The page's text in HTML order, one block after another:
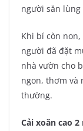
người săn lùng
Khi bí còn
người đã đặt
nhà vườn cho
ngon, thơm và
thường.
Cải xoăn cao